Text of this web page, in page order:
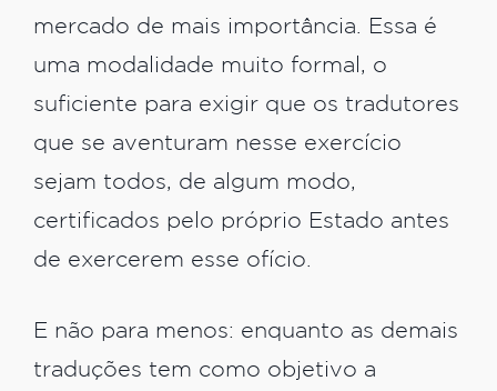
mercado de mais importância. Essa é
uma modalidade muito formal, o
suficiente para exigir que os tradutores
que se aventuram nesse exercício
sejam todos, de algum modo,
certificados pelo próprio Estado antes
de exercerem esse ofício.
E não para menos: enquanto as demais
traduções tem como objetivo a